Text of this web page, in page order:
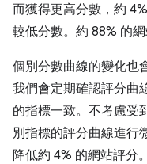
而獲得更高分數，約
較低分數。約 88% 的
個別分數曲線的變化也
我們會定期確認評分曲
的指標一致。不考慮受
別指標的評分曲線進行
降低約 4% 的網站評分